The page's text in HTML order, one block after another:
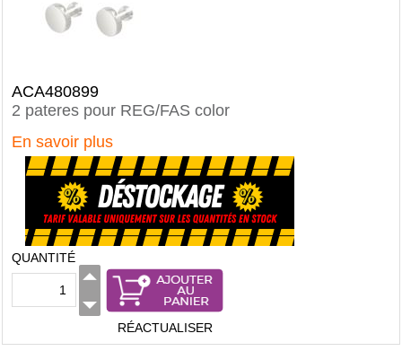
ACA480899
2 pateres pour REG/FAS color
En savoir plus
QUANTITÉ
RÉACTUALISER